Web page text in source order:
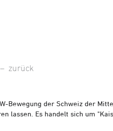
– zurück
Bewegung der Schweiz der
Es handelt sich um